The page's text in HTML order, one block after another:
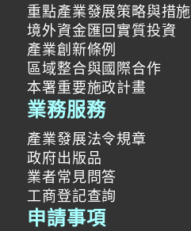
重點產業發展策略與措施
境外資金匯回實質投資
產業創新條例
區域整合與國際合作
本署重要施政計畫
業務服務
產業發展法令規章
政府出版品
業者常見問答
工商登記查詢
申請事項